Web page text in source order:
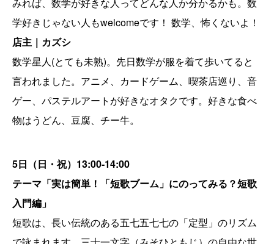
みれば、数学が好きな人ってどんな人か分かるかも。数
学好きじゃない人もwelcomeです！ 数学、怖くないよ！
店主｜カズシ
数学星人(とても未熟)。先日数学が服を着て歩いてると
言われました。アニメ、カードゲーム、喫茶店巡り、音
ゲー、パステルアートが好きなオタクです。好きな食べ
物はうどん、豆腐、チー牛。
5日（日・祝） 13:00-14:00
テーマ「実は簡単！「短歌ブーム」にのってみる？短歌
入門編」
短歌は、長い伝統のある五七五七七の「定型」のリズム